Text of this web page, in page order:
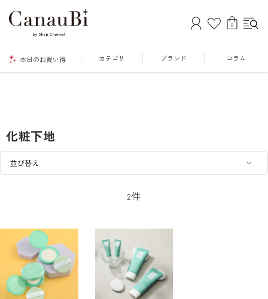
0
本日のお買い得 カテゴリ ブランド コラム
化粧下地
2件